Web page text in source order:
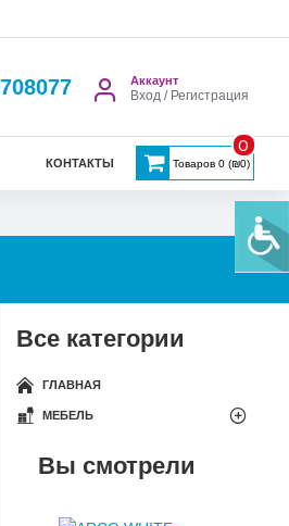
Аккаунт
Вход / Регистрация
КОНТАКТЫ Товаров 0 (₪0)
0
Все категории
ГЛАВНАЯ
МЕБЕЛЬ
Вы смотрели